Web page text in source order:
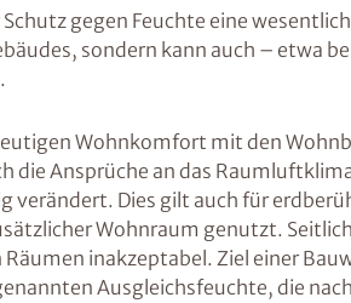
gegen Feuchte eine
sondern kann auch – etwa
Wohnkomfort mit den
die Ansprüche an das
verändert. Dies gilt auch für
Wohnraum genutzt.
Räumen inakzeptabel. Ziel einer
Ausgleichsfeuchte, die